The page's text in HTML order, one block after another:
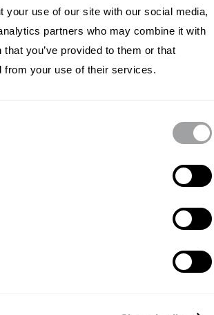
your use of our site with our social media,
partners who may combine it with
that you’ve provided to them or that
from your use of their services.
di discussioni sull’AI,
doveva distinguere il
prodotto e il proprio
attraverso un annuncio
questo obiettivo,